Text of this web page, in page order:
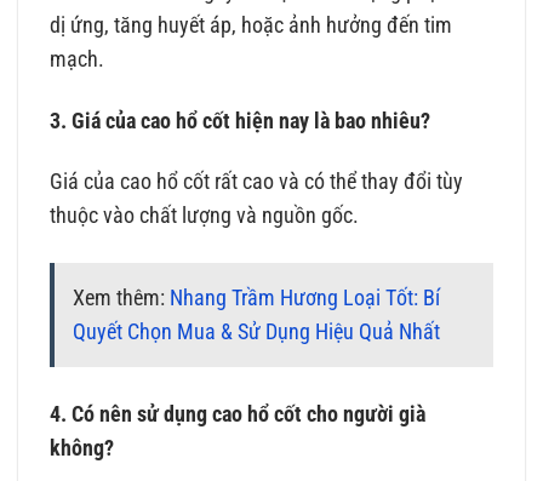
dị ứng, tăng huyết áp, hoặc ảnh hưởng đến tim
mạch.
3. Giá của cao hổ cốt hiện nay là bao nhiêu?
Giá của cao hổ cốt rất cao và có thể thay đổi tùy
thuộc vào chất lượng và nguồn gốc.
Xem thêm: Nhang Trầm Hương Loại Tốt: Bí
Quyết Chọn Mua & Sử Dụng Hiệu Quả Nhất
4. Có nên sử dụng cao hổ cốt cho người già
không?